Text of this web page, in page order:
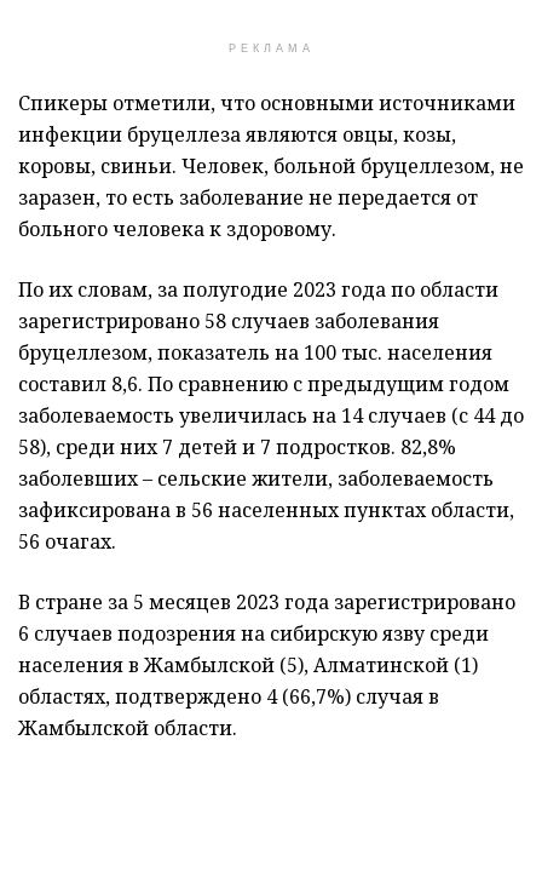
РЕКЛАМА
Спикеры отметили, что основными источниками
инфекции бруцеллеза являются овцы, козы,
коровы, свиньи. Человек, больной бруцеллезом, не
заразен, то есть заболевание не передается от
больного человека к здоровому.
По их словам, за полугодие 2023 года по области
зарегистрировано 58 случаев заболевания
бруцеллезом, показатель на 100 тыс. населения
составил 8,6. По сравнению с предыдущим годом
заболеваемость увеличилась на 14 случаев (с 44 до
58), среди них 7 детей и 7 подростков. 82,8%
заболевших – сельские жители, заболеваемость
зафиксирована в 56 населенных пунктах области,
56 очагах.
В стране за 5 месяцев 2023 года зарегистрировано
6 случаев подозрения на сибирскую язву среди
населения в Жамбылской (5), Алматинской (1)
областях, подтверждено 4 (66,7%) случая в
Жамбылской области.